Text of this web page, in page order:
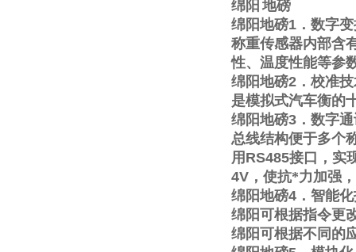
绵阳 地磅
绵阳地磅1 ．数字
称重传感器内部含
性、温度性能等参
绵阳地磅2 ．校准
是模拟式汽车衡的
绵阳地磅3 ．数字
总线结构便于多个
用 RS485接口，实
4V ，使抗*力加强
绵阳地磅4 ．智能
绵阳可根据指令更
绵阳可根据不同的